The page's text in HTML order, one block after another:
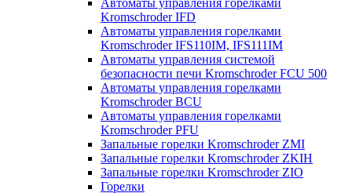
Автоматы управления горелками
Kromschroder IFD
Автоматы управления горелками
Kromschroder IFS110IM, IFS111IM
Автоматы управления системой
безопасности печи Kromschroder FCU 500
Автоматы управления горелками
Kromschroder BCU
Автоматы управления горелками
Kromschroder PFU
Запальные горелки Kromschroder ZМI
Запальные горелки Kromschroder ZKIH
Запальные горелки Kromschroder ZIO
Горелки